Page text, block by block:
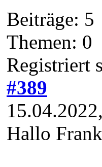
Beiträge: 5
Themen: 0
Registriert
#389
Hallo